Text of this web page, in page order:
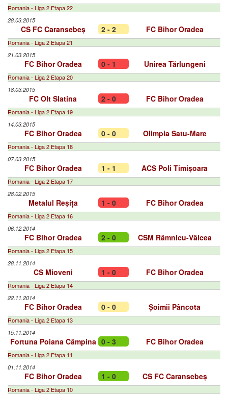
Romania - Liga 2 Etapa 22
28.03.2015
CS FC Caransebeș 2 - 2 FC Bihor Oradea
Romania - Liga 2 Etapa 21
21.03.2015
FC Bihor Oradea 0 - 1 Unirea Tărlungeni
Romania - Liga 2 Etapa 20
18.03.2015
FC Olt Slatina 2 - 0 FC Bihor Oradea
Romania - Liga 2 Etapa 19
14.03.2015
FC Bihor Oradea 0 - 0 Olimpia Satu-Mare
Romania - Liga 2 Etapa 18
07.03.2015
FC Bihor Oradea 1 - 1 ACS Poli Timișoara
Romania - Liga 2 Etapa 17
28.02.2015
Metalul Reșița 1 - 0 FC Bihor Oradea
Romania - Liga 2 Etapa 16
06.12.2014
FC Bihor Oradea 2 - 0 CSM Râmnicu-Vâlcea
Romania - Liga 2 Etapa 15
28.11.2014
CS Mioveni 1 - 0 FC Bihor Oradea
Romania - Liga 2 Etapa 14
22.11.2014
FC Bihor Oradea 0 - 0 Șoimii Pâncota
Romania - Liga 2 Etapa 13
15.11.2014
Fortuna Poiana Câmpina 0 - 3 FC Bihor Oradea
Romania - Liga 2 Etapa 11
01.11.2014
FC Bihor Oradea 1 - 0 CS FC Caransebeș
Romania - Liga 2 Etapa 10